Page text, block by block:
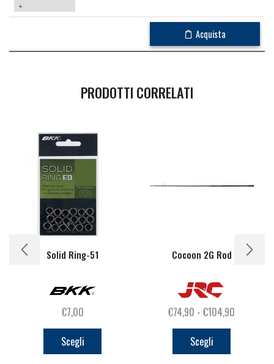
+
Acquista
PRODOTTI CORRELATI
Solid Ring-51
€7,00
Scegli
Questo
ha
Cocoon 2G Rod
€74,90 - €104,90
Scegli
Questo
ha